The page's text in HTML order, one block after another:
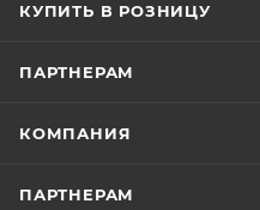
КУПИТЬ В РОЗНИЦУ
ПАРТНЕРАМ
КОМПАНИЯ
ПАРТНЕРАМ